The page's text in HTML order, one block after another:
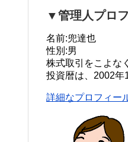
▼管理人プロ
名前:兜達也
性別:男
株式取引をこよな
投資暦は、2002年
詳細なプロフィー